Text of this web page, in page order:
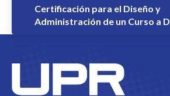
Certificación para el Diseño y
Administración de un Curso a